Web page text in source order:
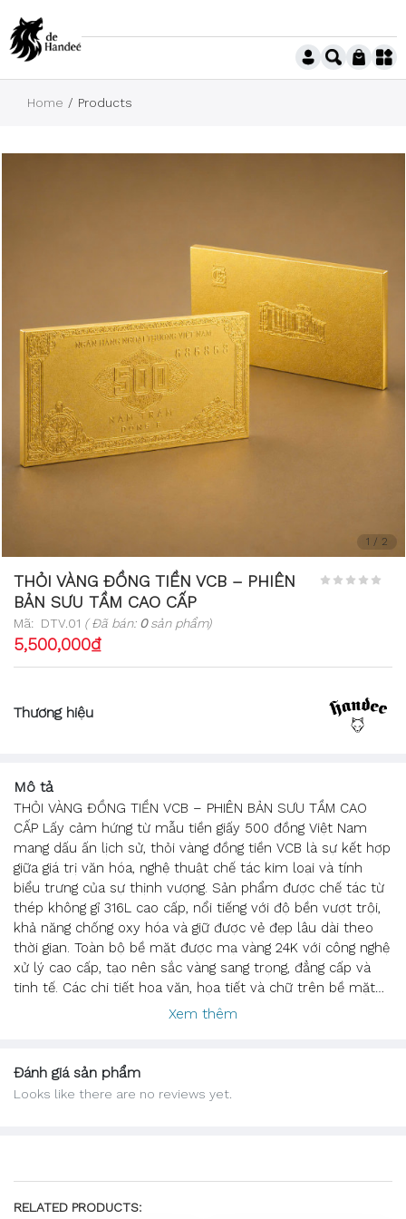
Home Products
1 / 2
THỎI VÀNG ĐỒNG TIỀN VCB – PHIÊN
BẢN SƯU TẦM CAO CẤP
Mã: DTV.01 ( Đã bán: 0sản phẩm)
5,500,000₫
Thương hiệu
Mô tả
THỎI VÀNG ĐỒNG TIỀN VCB – PHIÊN BẢN SƯU TẦM CAO
CẤP Lấy cảm hứng từ mẫu tiền giấy 500 đồng Việt Nam
mang dấu ấn lịch sử, thỏi vàng đồng tiền VCB là sự kết hợp
giữa giá trị văn hóa, nghệ thuật chế tác kim loại và tính
biểu trưng của sự thịnh vượng. Sản phẩm được chế tác từ
thép không gỉ 316L cao cấp, nổi tiếng với độ bền vượt trội,
khả năng chống oxy hóa và giữ được vẻ đẹp lâu dài theo
thời gian. Toàn bộ bề mặt được mạ vàng 24K với công nghệ
xử lý cao cấp, tạo nên sắc vàng sang trọng, đẳng cấp và
tinh tế. Các chi tiết hoa văn, họa tiết và chữ trên bề mặt
được khắc nổi sắc nét, tái hiện trung thực hình ảnh đồng
tăng giá trị sưu tầm và tính độc bản. Thông số sản phẩm
Chất liệu: Thép không gỉ 316L Bề mặt: Mạ vàng 24K Thiết kế:
trưng bày Vật phẩm phong thủy mang ý nghĩa tài lộc Ý
nghĩa biểu tượng Thỏi vàng đồng tiền VCB không chỉ là một
Xem thêm
Đánh giá sản phẩm
Looks like there are no reviews yet.
RELATED PRODUCTS: